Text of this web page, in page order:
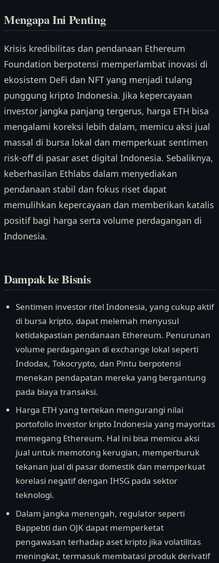
Mengapa Ini Penting
Krisis kredibilitas dan pendanaan Ethereum
Foundation berpotensi memperlambat inovasi di
ekosistem DeFi dan NFT yang menjadi tulang
punggung kripto Indonesia. Jika kepercayaan
investor jangka panjang tergerus, harga ETH bisa
mengalami koreksi lebih dalam, memicu aksi jual
massal di bursa lokal dan memperkuat sentimen
risk-off di pasar aset digital Indonesia. Sebaliknya,
keberhasilan Ethlabs dalam menyediakan
pendanaan stabil dan fokus riset dapat
memulihkan kepercayaan dan memberikan katalis
positif bagi harga serta volume perdagangan di
Indonesia.
Dampak ke Bisnis
Sentimen investor ritel Indonesia, yang cukup aktif
di bursa kripto, dapat melemah menyusul
ketidakpastian pendanaan Ethereum. Penurunan
volume perdagangan di exchange lokal seperti
Indodax, Tokocrypto, dan Pintu berpotensi
menekan pendapatan mereka yang bergantung
pada biaya transaksi.
Harga ETH yang tertekan mengurangi nilai
portofolio investor kripto Indonesia yang mayoritas
memegang Ethereum. Hal ini bisa memicu aksi
jual untuk memotong kerugian, memperburuk
tekanan jual di pasar domestik dan memperkuat
korelasi negatif dengan IHSG pada sektor
teknologi.
Dalam jangka menengah, regulator seperti
Bappebti dan OJK dapat memperketat
pengawasan terhadap aset kripto jika volatilitas
meningkat, termasuk membatasi produk derivatif